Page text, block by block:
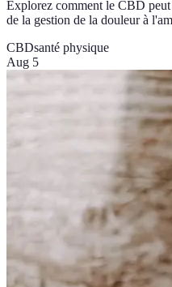
Explorez comment le CBD
de la gestion de la douleur à
CBDsanté physique
Aug 5